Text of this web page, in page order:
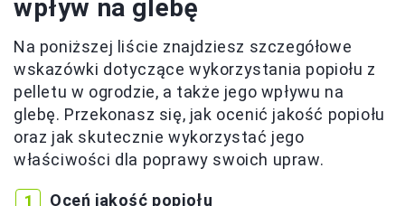
wpływ na glebę
Na poniższej liście znajdziesz szczegółowe
wskazówki dotyczące wykorzystania popiołu z
pelletu w ogrodzie, a także jego wpływu na
glebę. Przekonasz się, jak ocenić jakość popiołu
oraz jak skutecznie wykorzystać jego
właściwości dla poprawy swoich upraw.
Oceń jakość popiołu